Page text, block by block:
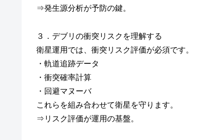
⇒発生源分析が予防の鍵。
３．デブリの衝突リスクを理解する
衛星運用では、衝突リスク評価が必須です。
・軌道追跡データ
・衝突確率計算
・回避マヌーバ
これらを組み合わせて衛星を守ります。
⇒リスク評価が運用の基盤。